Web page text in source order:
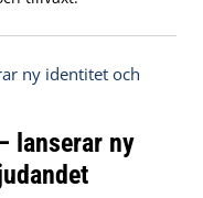
lanserar ny